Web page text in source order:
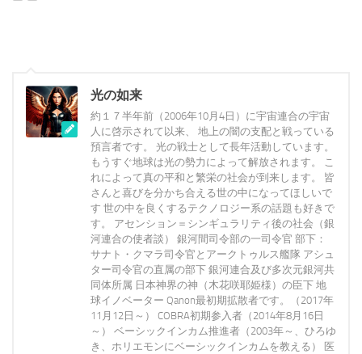
光の如来
約１７半年前（2006年10月4日）に宇宙連合の宇宙
人に啓示されて以来、 地上の闇の支配と戦っている
預言者です。 光の戦士として長年活動しています。
もうすぐ地球は光の勢力によって解放されます。 こ
れによって真の平和と繁栄の社会が到来します。 皆
さんと喜びを分かち合える世の中になってほしいで
す 世の中を良くするテクノロジー系の話題も好きで
す。 アセンション＝シンギュラリティ後の社会（銀
河連合の使者談） 銀河間司令部の一司令官 部下：
サナト・クマラ司令官とアークトゥルス艦隊 アシュ
ター司令官の直属の部下 銀河連合及び多次元銀河共
同体所属 日本神界の神（木花咲耶姫様）の臣下 地
球イノベーター Qanon最初期拡散者です。（2017年
11月12日～） COBRA初期参入者（2014年8月16日
～） ベーシックインカム推進者（2003年～、ひろゆ
き、ホリエモンにベーシックインカムを教える） 医